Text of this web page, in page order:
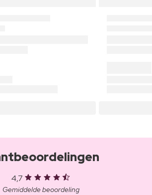
4,7
Gemiddelde beoordeling